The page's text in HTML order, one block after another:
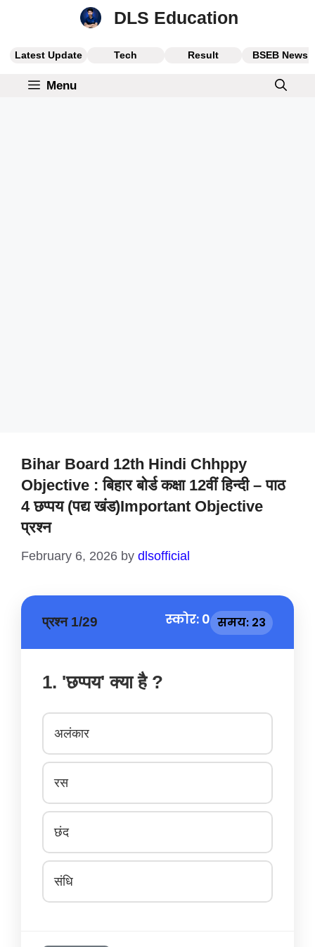
DLS Education
Latest Update Tech Result BSEB News
Menu
Bihar Board 12th Hindi Chhppy
Objective : बिहार बोर्ड कक्षा 12वीं हिन्दी – पाठ
4 छप्पय (पद्य खंड)important Objective
प्रश्न
February 6, 2026 by dlsofficial
प्रश्न 1/29 स्कोर: 0 समय: 23
1. 'छप्पय' क्या है ?
अलंकार
रस
छंद
संधि